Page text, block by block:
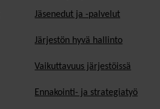
Jäsen­edut ja -palvelut
Järjestön hyvä hallinto
Vaikuttavuus järjestöissä
Ennakointi- ja strategiatyö